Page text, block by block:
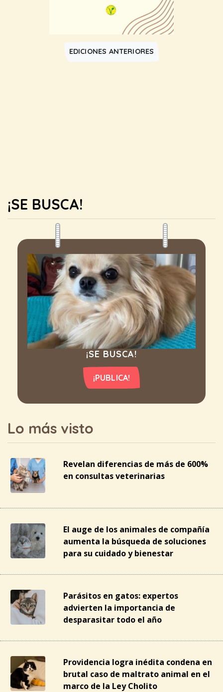
EDICIONES ANTERIORES
¡SE BUSCA!
¡SE BUSCA!
¡PUBLICA!
Lo más visto
Revelan diferencias de más de 600%
en consultas veterinarias
El auge de los animales de compañía
aumenta la búsqueda de soluciones
para su cuidado y bienestar
Parásitos en gatos: expertos
advierten la importancia de
desparasitar todo el año
Providencia logra inédita condena en
brutal caso de maltrato animal en el
marco de la Ley Cholito